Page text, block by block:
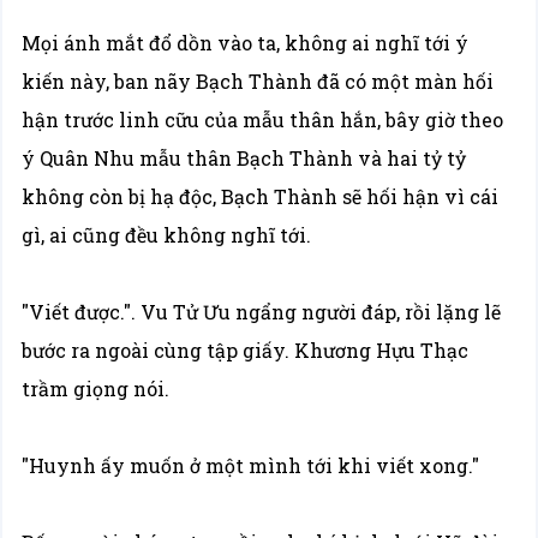
Mọi ánh mắt đổ dồn vào ta, không ai nghĩ tới ý
kiến này, ban nãy Bạch Thành đã có một màn hối
hận trước linh cữu của mẫu thân hắn, bây giờ theo
ý Quân Nhu mẫu thân Bạch Thành và hai tỷ tỷ
không còn bị hạ độc, Bạch Thành sẽ hối hận vì cái
gì, ai cũng đều không nghĩ tới.
"Viết được.". Vu Tử Ưu ngẩng người đáp, rồi lặng lẽ
bước ra ngoài cùng tập giấy. Khương Hựu Thạc
trầm giọng nói.
"Huynh ấy muốn ở một mình tới khi viết xong."